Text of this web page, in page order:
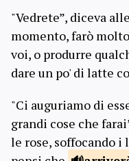
"Vedrete”, diceva
momento, farò
voi, o produrre
dare un po' di latte
"Ci auguriamo di
grandi cose che
le rose, soffocando i